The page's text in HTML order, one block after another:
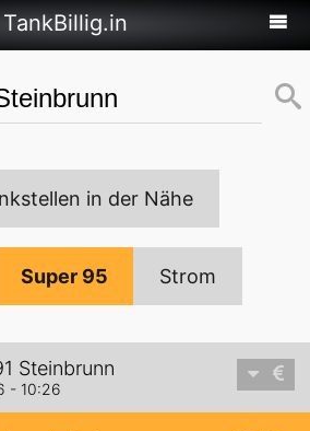
TankBillig.in
in der Nähe
Super 95 Strom
Steinbrunn
- 10:26